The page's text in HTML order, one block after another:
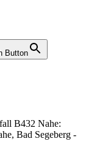
Button
B432 Nahe:
Bad Segeberg -